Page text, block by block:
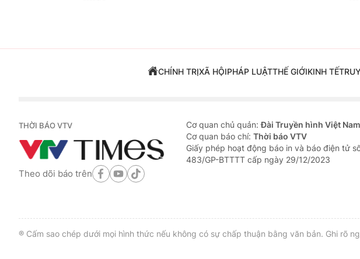
CHÍNH TRỊXÃ HỘIPHÁP LUẬTTHẾ GIỚIKINH TẾ
THỜI BÁO VTV
Theo dõi báo trên
Cơ quan chủ quản:Đài Truyền hình Việt Nam
Cơ quan báo chí: Thời báo VTV
Giấy phép hoạt động báo in và báo điện tử
483/GP-BTTTT cấp ngày 29/12/2023
® Cấm sao chép dưới mọi hình thức nếu không có sự chấp thuận bằng văn bản. Ghi rõ